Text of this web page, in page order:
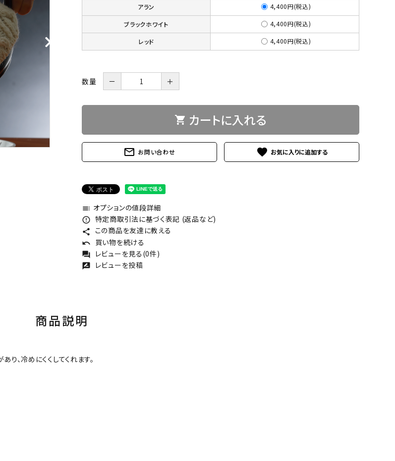
アラン 4,400円(税込)
ブラックホワイト 4,400円(税込)
レッド 4,400円(税込)
数量 － ＋
shopping_cart カートに入れる
mail_outline お問い合わせ favorite
toc オプションの値段詳細
error_outline 特定商取引法に基づく表記 (返品など)
share この商品を友達に教える
undo 買い物を続ける
forum レビューを見る(0件)
rate_review レビューを投稿
商品説明
、冷めにくくしてくれます。